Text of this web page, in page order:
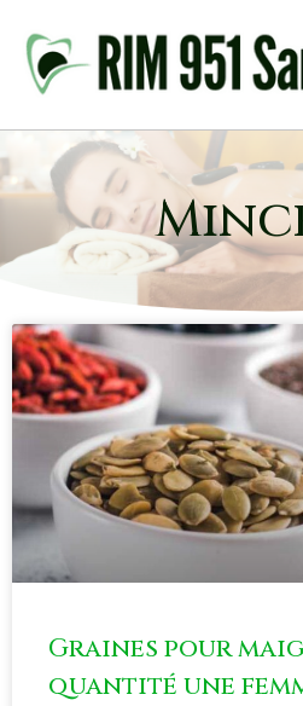
Graines pour
quantité une